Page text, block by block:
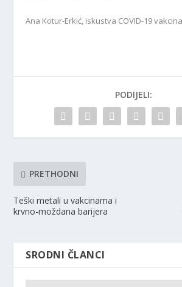
Ana Kotur-Erkić, iskustva COVID-19
PODIJELI:
PRETHODNI
Teški metali u vakcinama i
krvno-moždana barijera
SRODNI ČLANCI